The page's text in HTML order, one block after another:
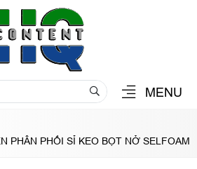
MENU
PHÂN PHỐI SỈ KEO BỌT NỞ SELFOAM